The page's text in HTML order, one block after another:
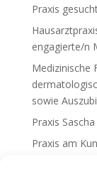
Praxis
engagierte/n
Medizinische
sowie
Praxis
Praxis am